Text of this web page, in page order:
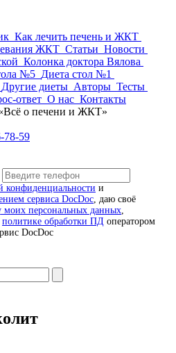
Как лечить печень и ЖКТ
ЖКТ Статьи Новости
Колонка доктора Вялова
№5 Диета стол №1
Другие диеты Авторы Тесты
ответ О нас Контакты
о печени и ЖКТ»
78-59
конфиденциальности и
сервиса DocDoc, даю своё
моих персональных данных,
политике обработки ПД оператором
DocDoc